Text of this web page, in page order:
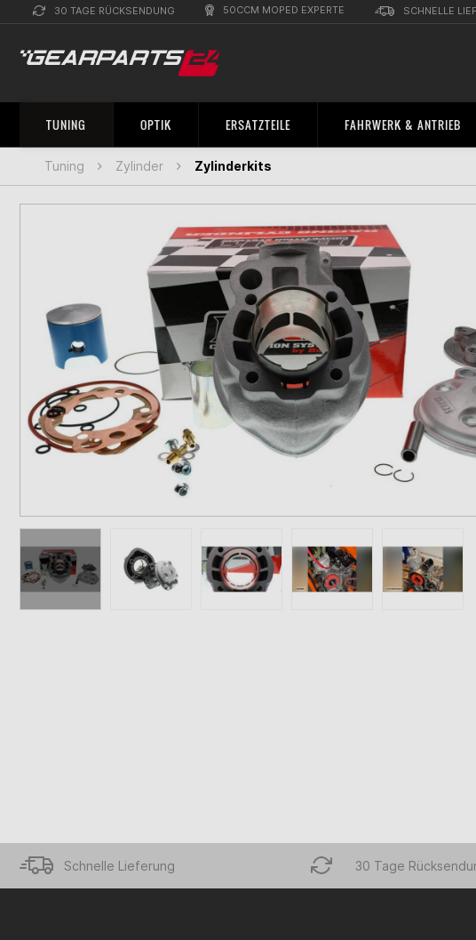
30 TAGE RÜCKSENDUNG 50CCM MOPED EXPERTE SCHNELLE
TUNING OPTIK ERSATZTEILE FAHRWERK & ANTRIEB
Tuning Zylinder Zylinderkits
Schnelle Lieferung 30 Tage